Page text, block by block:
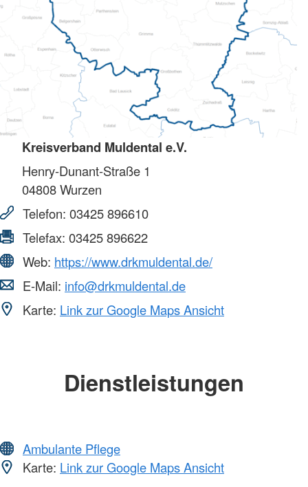
Kreisverband Muldental e.V.
Henry-Dunant-Straße 1
04808Wurzen
Telefon: 03425 896610
Telefax: 03425 896622
Web: https://www.drkmuldental.de/
E-Mail: info@drkmuldental.de
Karte: Link zur Google Maps Ansicht
Dienstleistungen
Ambulante Pflege
Karte: Link zur Google Maps Ansicht